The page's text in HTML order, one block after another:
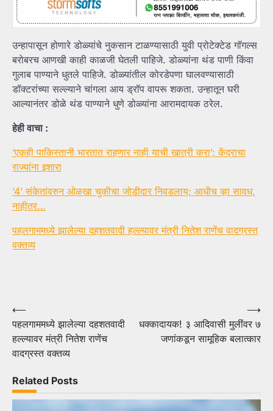
उन्हापासून होणारे डोळ्यांचे नुकसान टाळण्यासाठी युवी प्रोटेक्टेड गॉगल्स
बरोबरच आणखी काही काळजी घेतली पाहिजे. डोळ्यांना थंड पाणी किंवा
गुलाब पाण्याने धुतले पाहिजे. डोळ्यांतील कोरडेपणा घालवण्यासाठी
डॉक्टरांच्या सल्ल्याने चांगला आय ड्रॉप वापरू शकता. उन्हातून घरी
आल्यानंतर डोळे थंड पाण्याने धुणे डोळ्यांना आरामदायक ठरेल.
हेही वाचा :
‘एकही पाकिस्तानी भारतात राहणार नाही याची खात्री करा’; केंद्राचा
राज्यांना इशारा
‘4’ संकेतांवरुन ओळखा चुकीचा जोडीदार निवडलाय; आधीच व्हा सावध,
नाहीतर…
पहलगाममध्ये झालेल्या दहशतवादी हल्ल्यावर मंत्री नितेश राणेंच वादग्रस्त
वक्तव्य
Post
navigation
⟵
पहलगाममध्ये झालेल्या दहशतवादी
हल्ल्यावर मंत्री नितेश राणेंच
वादग्रस्त वक्तव्य
धक्कादायक! ३ आदिवासी मुलींवर ७
जणांकडून सामूहिक बलात्कार
⟶
Related Posts